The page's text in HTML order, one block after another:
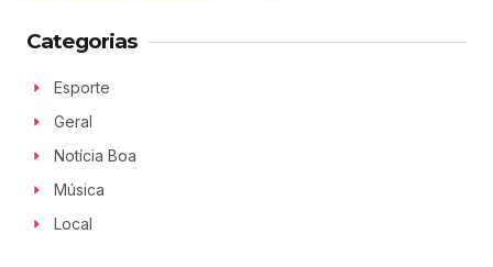
Categorias
Esporte
Geral
Notícia Boa
Música
Local